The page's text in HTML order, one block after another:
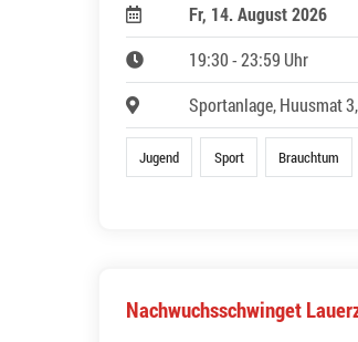
Fr, 14. August 2026
19:30 - 23:59 Uhr
Sportanlage, Huusmat
Jugend Sport Brauchtum
Nachwuchsschwinget